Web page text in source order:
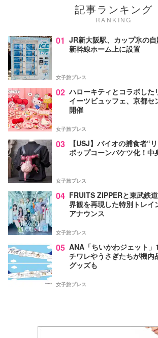
記事ランキング
RANKING
01 JR新大阪駅、カップ氷の
新幹線ホーム上に設置
女子旅プレス
02 ハローキティとコラボした
イーツビュッフェ、京都セ
開催
女子旅プレス
03
【USJ】バイオの捕食者“
ポップコーンバケツ化！中
女子旅プレス
04 FRUITS ZIPPERと東武鉄
界観を再現した特別トレイ
アナウンス
女子旅プレス
05 ANA「ちいかわジェット
チワレやうさぎたちが機内
グッズも
女子旅プレス